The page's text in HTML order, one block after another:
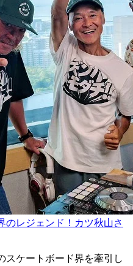
のレジェンド！カツ秋山さ
スケートボード界を牽引し